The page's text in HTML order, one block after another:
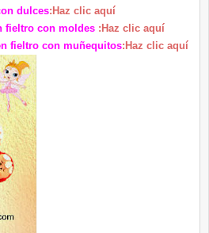
dulces:Haz clic aquí
fieltro con moldes :Haz clic aquí
fieltro con muñequitos:Haz clic aquí